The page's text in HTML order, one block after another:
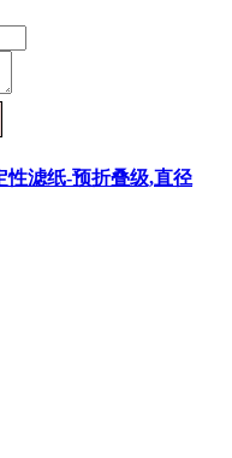
性滤纸-预折叠级,直径